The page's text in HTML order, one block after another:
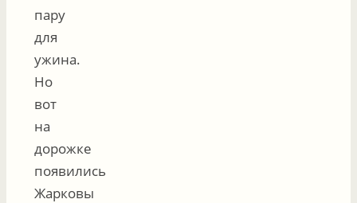
пару
для
ужина.
Но
вот
на
дорожке
появились
Жарковы